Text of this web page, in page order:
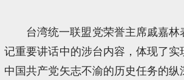
台湾统一联盟党荣誉主席戚嘉林
记重要讲话中的涉台内容，体现了实
中国共产党矢志不渝的历史任务的